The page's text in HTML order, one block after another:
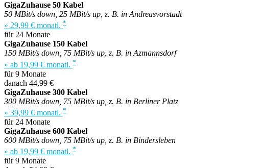
GigaZuhause 50 Kabel
50 MBit/s down, 25 MBit/s up, z. B. in Andreasvorstadt
» 29,99 € monatl. *
für 24 Monate
GigaZuhause 150 Kabel
150 MBit/s down, 75 MBit/s up, z. B. in Azmannsdorf
» ab 19,99 € monatl. *
für 9 Monate
danach 44,99 €
GigaZuhause 300 Kabel
300 MBit/s down, 75 MBit/s up, z. B. in Berliner Platz
» 39,99 € monatl. *
für 24 Monate
GigaZuhause 600 Kabel
600 MBit/s down, 75 MBit/s up, z. B. in Bindersleben
» ab 19,99 € monatl. *
für 9 Monate